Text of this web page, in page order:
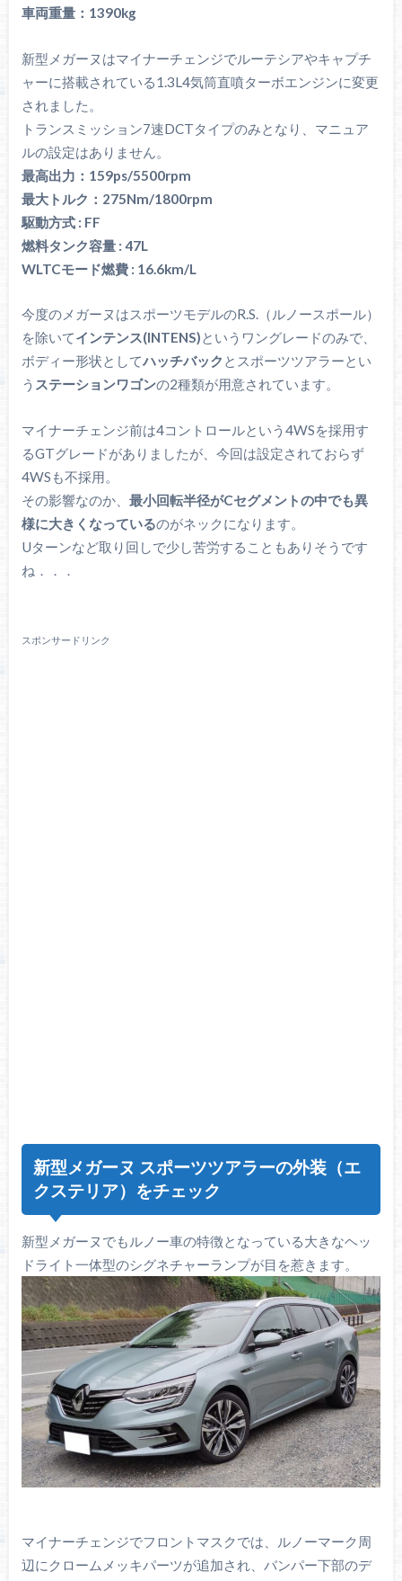
車両重量：1390kg
新型メガーヌはマイナーチェンジでルーテシアやキャプチ
ャーに搭載されている1.3L4気筒直噴ターボエンジンに変更
されました。
トランスミッション7速DCTタイプのみとなり、マニュア
ルの設定はありません。
最高出力：159ps/5500rpm
最大トルク：275Nm/1800rpm
駆動方式 : FF
燃料タンク容量 : 47L
WLTCモード燃費 : 16.6km/L
今度のメガーヌはスポーツモデルのR.S.（ルノースポール）
を除いてインテンス(INTENS)というワングレードのみで、
ボディー形状としてハッチバック とスポーツツアラーとい
う ステーションワゴンの2種類が用意されています。
マイナーチェンジ前は4コントロールという4WSを採用す
るGTグレードがありましたが、今回は設定されておらず
4WSも不採用。
その影響なのか、 最小回転半径がCセグメントの中でも異
様に大きくなっているのがネックになります。
Uターンなど取り回しで少し苦労することもありそうです
ね．．．
スポンサードリンク
新型メガーヌ スポーツツアラーの外装（エ
クステリア）をチェック
新型メガーヌでもルノー車の特徴となっている大きなヘッ
ドライト一体型のシグネチャーランプが目を惹きます。
マイナーチェンジでフロントマスクでは、ルノーマーク周
辺にクロームメッキパーツが追加され、バンパー下部のデ